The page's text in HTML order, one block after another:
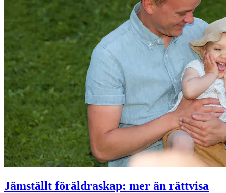
Jämställt föräldraskap: mer än rättvisa